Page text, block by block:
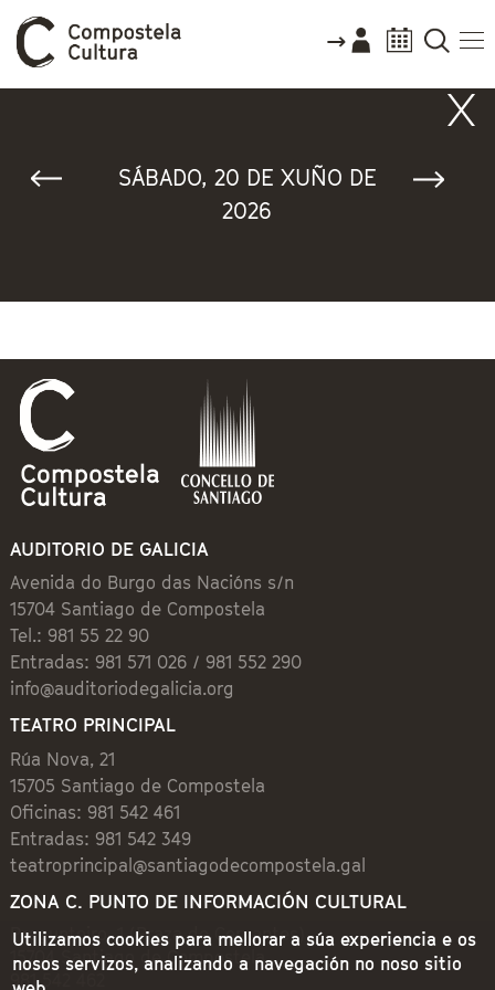
SÁBADO, 20 DE XUÑO DE
2026
AUDITORIO DE GALICIA
Avenida do Burgo das Nacións s/n
15704 Santiago de Compostela
Tel.: 981 55 22 90
Entradas: 981 571 026 / 981 552 290
info@auditoriodegalicia.org
TEATRO PRINCIPAL
Rúa Nova, 21
15705 Santiago de Compostela
Oficinas: 981 542 461
Entradas: 981 542 349
teatroprincipal@santiagodecompostela.gal
ZONA C. PUNTO DE INFORMACIÓN CULTURAL
Preguntoiro, 1 (Praza de Cervantes)
15704 Santiago de Compostela
981 542 462
Utilizamos cookies para mellorar a súa experiencia e os
nosos servizos, analizando a navegación no noso sitio